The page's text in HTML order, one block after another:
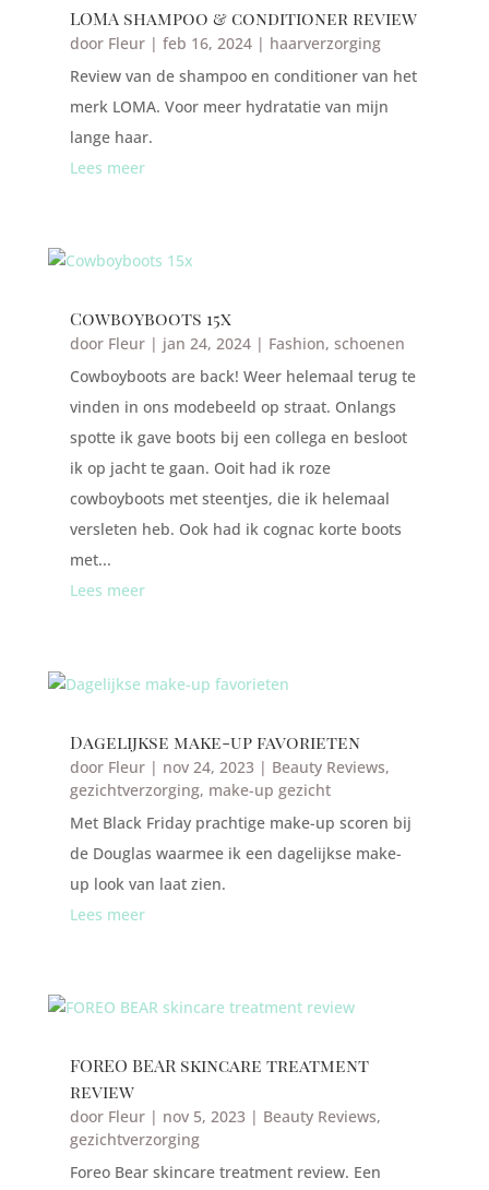
LOMA shampoo & conditioner review
door Fleur| feb 16, 2024| haarverzorging
Review van de shampoo en conditioner van het
merk LOMA. Voor meer hydratatie van mijn
lange haar.
Lees meer
Cowboyboots 15x
door Fleur| jan 24, 2024| Fashion, schoenen
Cowboyboots are back! Weer helemaal terug te
vinden in ons modebeeld op straat. Onlangs
spotte ik gave boots bij een collega en besloot
ik op jacht te gaan. Ooit had ik roze
cowboyboots met steentjes, die ik helemaal
versleten heb. Ook had ik cognac korte boots
met...
Lees meer
Dagelijkse make-up favorieten
door Fleur| nov 24, 2023| Beauty Reviews,
gezichtverzorging, make-up gezicht
Met Black Friday prachtige make-up scoren bij
de Douglas waarmee ik een dagelijkse make-
up look van laat zien.
Lees meer
FOREO BEAR skincare treatment
review
door Fleur| nov 5, 2023| Beauty Reviews,
gezichtverzorging
Foreo Bear skincare treatment review. Een